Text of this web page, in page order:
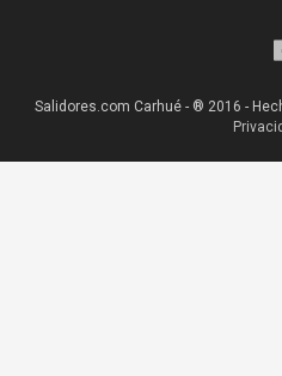
Salidores.com Carhué - ® 2016 -